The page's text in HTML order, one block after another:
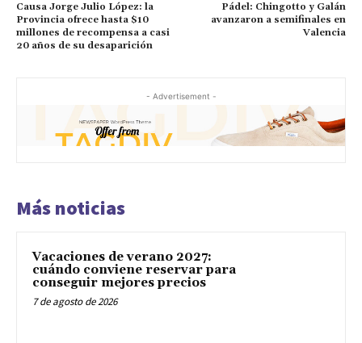
Causa Jorge Julio López: la
Provincia ofrece hasta $10
millones de recompensa a casi
20 años de su desaparición
Pádel: Chingotto y Galán
avanzaron a semifinales en
Valencia
- Advertisement -
Más noticias
Vacaciones de verano 2027:
cuándo conviene reservar para
conseguir mejores precios
7 de agosto de 2026